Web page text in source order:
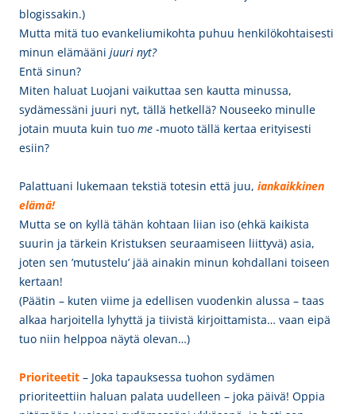
blogissakin.)
Mutta mitä tuo evankeliumikohta puhuu henkilökohtaisesti
minun elämääni juuri nyt?
Entä sinun?
Miten haluat Luojani vaikuttaa sen kautta minussa,
sydämessäni juuri nyt, tällä hetkellä? Nouseeko minulle
jotain muuta kuin tuo me -muoto tällä kertaa erityisesti
esiin?
Palattuani lukemaan tekstiä totesin että juu, iankaikkinen
elämä!
Mutta se on kyllä tähän kohtaan liian iso (ehkä kaikista
suurin ja tärkein Kristuksen seuraamiseen liittyvä) asia,
joten sen ’mutustelu’ jää ainakin minun kohdallani toiseen
kertaan!
(Päätin – kuten viime ja edellisen vuodenkin alussa – taas
alkaa harjoitella lyhyttä ja tiivistä kirjoittamista… vaan eipä
tuo niin helppoa näytä olevan…)
Prioriteetit – Joka tapauksessa tuohon sydämen
prioriteettiin haluan palata uudelleen – joka päivä! Oppia